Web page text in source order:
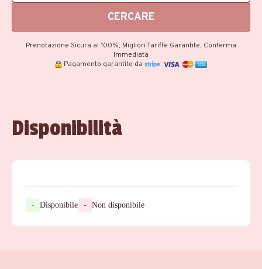
CERCARE
Prenotazione Sicura al 100%, Migliori Tariffe Garantite, Conferma
Immediata
Pagamento garantito da
Disponibilità
- Disponibile - Non disponibile